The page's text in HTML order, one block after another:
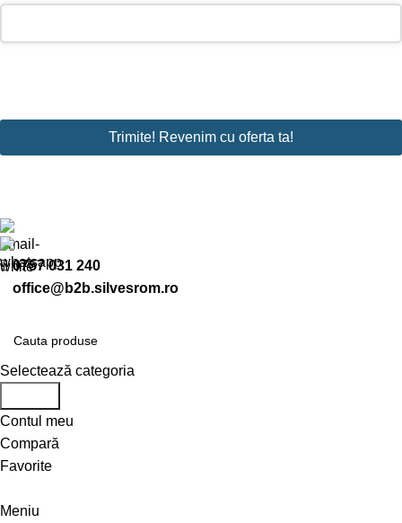
Trimite! Revenim cu oferta ta!
0757 031 240
office@b2b.silvesrom.ro
Selectează categoria
Contul meu
Compară
Favorite
Meniu